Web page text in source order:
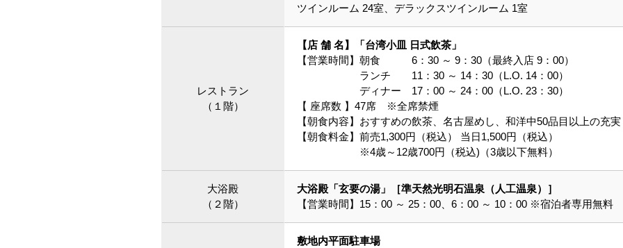
ツインルーム 24室、デラックスツインルーム 1室
レストラン
（１階）
【店 舗 名】「台湾小皿 日式飲茶」
【営業時間】朝食 6：30 ～ 9：30（最終入店 9：00）
ランチ 11：30 ～ 14：30（L.O. 14：00）
ディナー 17：00 ～ 24：00（L.O. 23：30）
【 座席数 】47席 ※全席禁煙
【朝食内容】おすすめの飲茶、名古屋めし、和洋中50品目以上の充
【朝食料金】前売1,300円（税込） 当日1,500円（税込）
※4歳～12歳700円（税込)（3歳以下無料）
大浴殿
（２階）
大浴殿「玄要の湯」［準天然光明石温泉（人工温泉）］
【営業時間】15：00 ～ 25：00、6：00 ～ 10：00 ※宿泊者専用無料
敷地内平面駐車場